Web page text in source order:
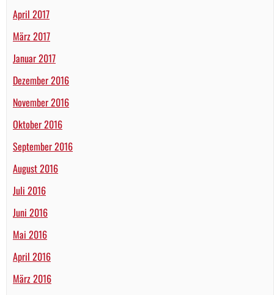
April 2017
März 2017
Januar 2017
Dezember 2016
November 2016
Oktober 2016
September 2016
August 2016
Juli 2016
Juni 2016
Mai 2016
April 2016
März 2016